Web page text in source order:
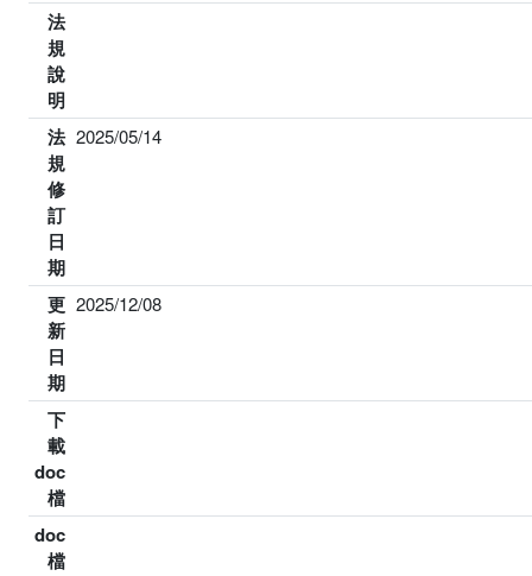
法
規
說
明
法
規
修
訂
日
期
2025/05/14
更
新
日
期
2025/12/08
下
載
doc
檔
doc
檔